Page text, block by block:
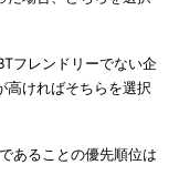
フレンドリーでない企
高ければそちらを選択
あることの優先順位は